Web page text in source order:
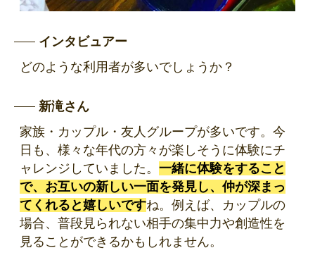
インタビュアー
どのような利用者が多いでしょうか？
新滝さん
家族・カップル・友人グループが多いです。 今
日も、様々な年代の方々が楽しそうに体験にチ
ャレンジしていました。 一緒に体験をすること
で、お互いの新しい一面を発見し、仲が深まっ
てくれると嬉しいですね。例えば、カップルの
場合、普段見られない相手の集中力や創造性を
見ることができるかもしれません。